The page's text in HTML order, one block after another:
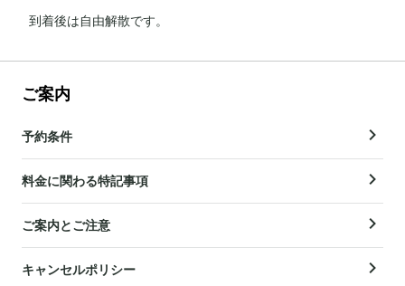
到着後は自由解散です。
ご案内
予約条件
料金に関わる特記事項
ご案内とご注意
キャンセルポリシー